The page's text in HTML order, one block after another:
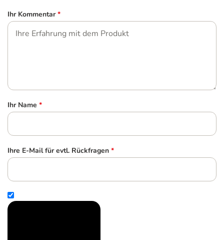
Ihr Kommentar *
Ihr Name *
Ihre E-Mail für evtl. Rückfragen *